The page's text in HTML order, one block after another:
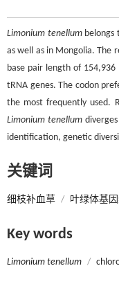
Limonium tenellumbelongs
as well as in Mongolia. The
base pair length of
tRNA genes. The codon
the most frequently used.
Limonium tenellum
identification, genetic
关键词
细枝补血草 / 叶绿体基因
Key words
Limonium tenellum /